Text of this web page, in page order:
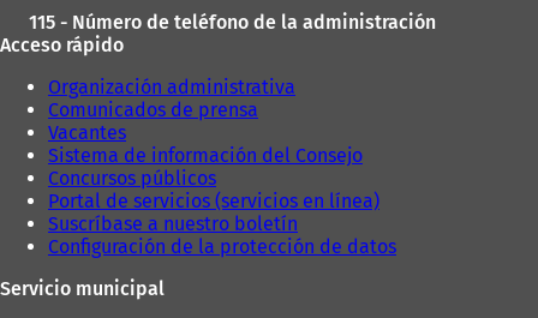
115 - Número de teléfono de la administración
Acceso rápido
Organización administrativa
Comunicados de prensa
Vacantes
Sistema de información del Consejo
Concursos públicos
Portal de servicios (servicios en línea)
Suscríbase a nuestro boletín
Configuración de la protección de datos
Servicio municipal